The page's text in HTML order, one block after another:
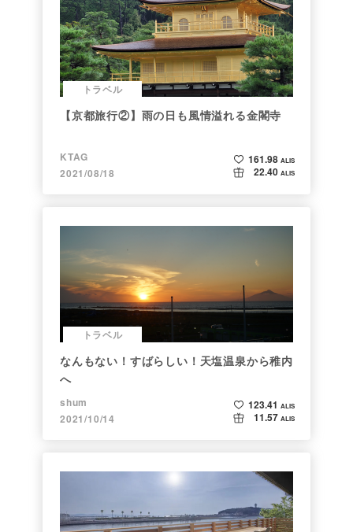
トラベル
【京都旅行②】雨の日も風情溢れる金閣寺
KTAG
2021/08/18
161.98 ALIS
22.40 ALIS
トラベル
なんもない！すばらしい！天塩温泉から稚内
へ
shum
2021/10/14
123.41 ALIS
11.57 ALIS